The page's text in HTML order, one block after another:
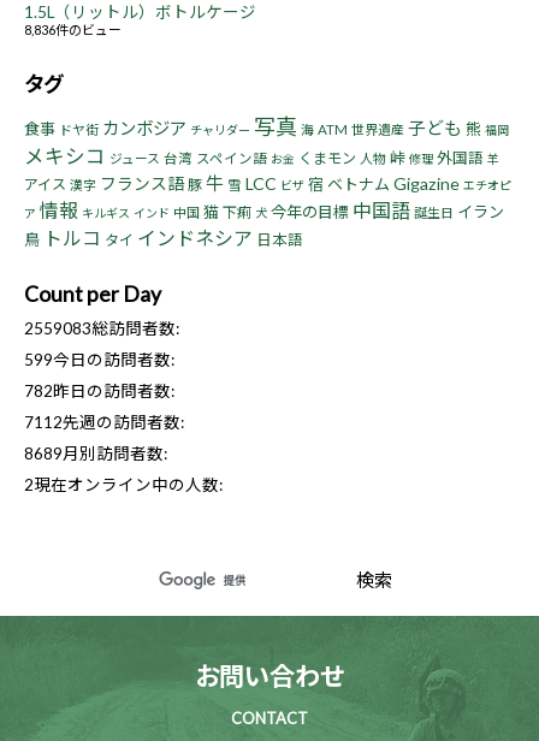
1.5L（リットル）ボトルケージ
8,836件のビュー
タグ
食事 ドヤ街 カンボジア チャリダー 写真 海 ATM 世界遺産 子ども 熊 福岡
メキシコ ジュース 台湾 スペイン語 お金 くまモン 人物 峠 修理 外国語 羊
アイス 漢字 フランス語 豚 牛 雪 LCC ビザ 宿 ベトナム Gigazine エチオピ
ア 情報 キルギス インド 中国 猫 下痢 犬 今年の目標 中国語 誕生日 イラン
鳥 トルコ タイ インドネシア 日本語
Count per Day
2559083総訪問者数:
599今日の訪問者数:
782昨日の訪問者数:
7112先週の訪問者数:
8689月別訪問者数:
2現在オンライン中の人数:
お問い合わせ
CONTACT